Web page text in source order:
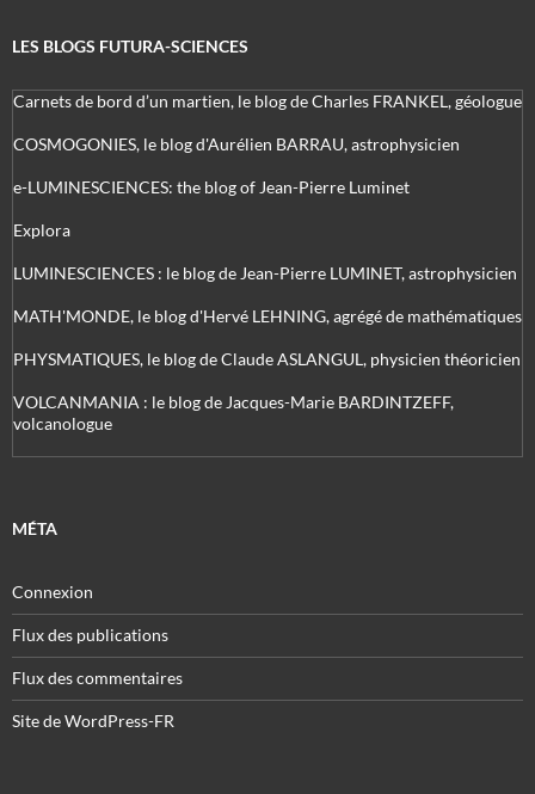
LES BLOGS FUTURA-SCIENCES
Carnets de bord d’un martien, le blog de Charles FRANKEL, géologue
COSMOGONIES, le blog d'Aurélien BARRAU, astrophysicien
e-LUMINESCIENCES: the blog of Jean-Pierre Luminet
Explora
LUMINESCIENCES : le blog de Jean-Pierre LUMINET, astrophysicien
MATH'MONDE, le blog d'Hervé LEHNING, agrégé de mathématiques
PHYSMATIQUES, le blog de Claude ASLANGUL, physicien théoricien
VOLCANMANIA : le blog de Jacques-Marie BARDINTZEFF,
volcanologue
MÉTA
Connexion
Flux des publications
Flux des commentaires
Site de WordPress-FR